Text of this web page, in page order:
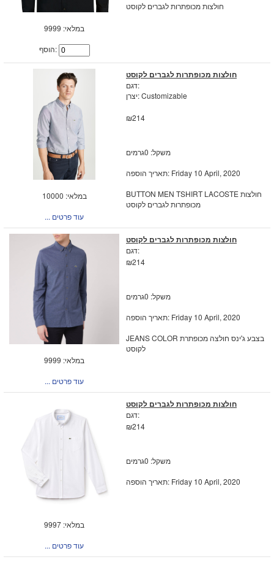
במלאי: 9999
הוסף:
חולצות מכופתרות לגברים לקוסט
במלאי: 10000
... עוד פרטים
חולצות מכופתרות לגברים לקוסט
דגם:
יצרן: Customizable
₪214
משקל: 0גרמים
תאריך הוספה: Friday 10 April, 2020
BUTTON MEN TSHIRT LACOSTE חולצות
מכופתרות לגברים לקוסט
במלאי: 9999
... עוד פרטים
חולצות מכופתרות לגברים לקוסט
דגם:
₪214
משקל: 0גרמים
תאריך הוספה: Friday 10 April, 2020
JEANS COLOR בצבע ג'ינס חולצה מכופתרת
לקוסט
במלאי: 9997
... עוד פרטים
חולצות מכופתרות לגברים לקוסט
דגם:
₪214
משקל: 0גרמים
תאריך הוספה: Friday 10 April, 2020